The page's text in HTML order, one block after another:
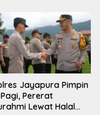
Jayapura Pimpin
Pererat
Lewat Halal